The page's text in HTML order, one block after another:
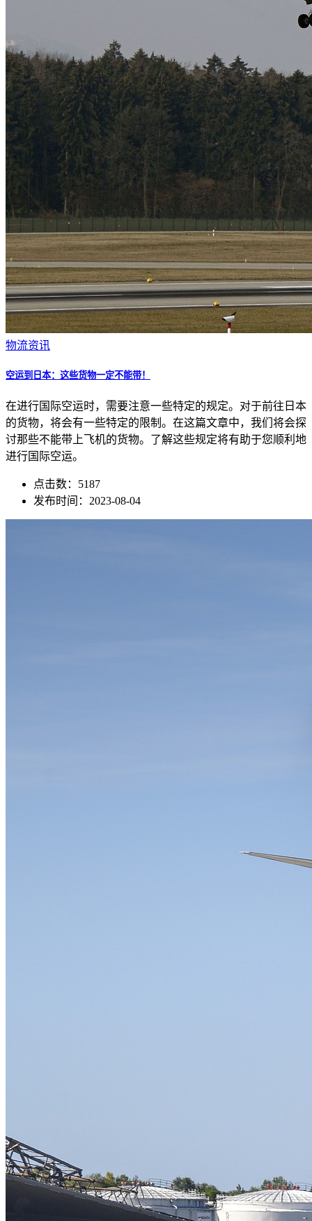
物流资讯
空运到日本：这些货物一定不能带！
在进行国际空运时，需要注意一些特定的规定。对于前往日本
的货物，将会有一些特定的限制。在这篇文章中，我们将会探
讨那些不能带上飞机的货物。了解这些规定将有助于您顺利地
进行国际空运。
点击数：5187
发布时间：2023-08-04